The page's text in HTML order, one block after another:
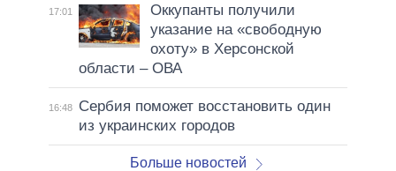
17:01
Оккупанты получили
указание на «свободную
охоту» в Херсонской
области – ОВА
16:48
Сербия поможет восстановить один
из украинских городов
Больше новостей